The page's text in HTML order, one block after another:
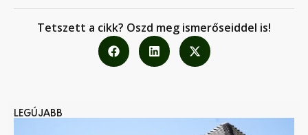
Tetszett a cikk? Oszd meg ismerőseiddel is!
LEGÚJABB